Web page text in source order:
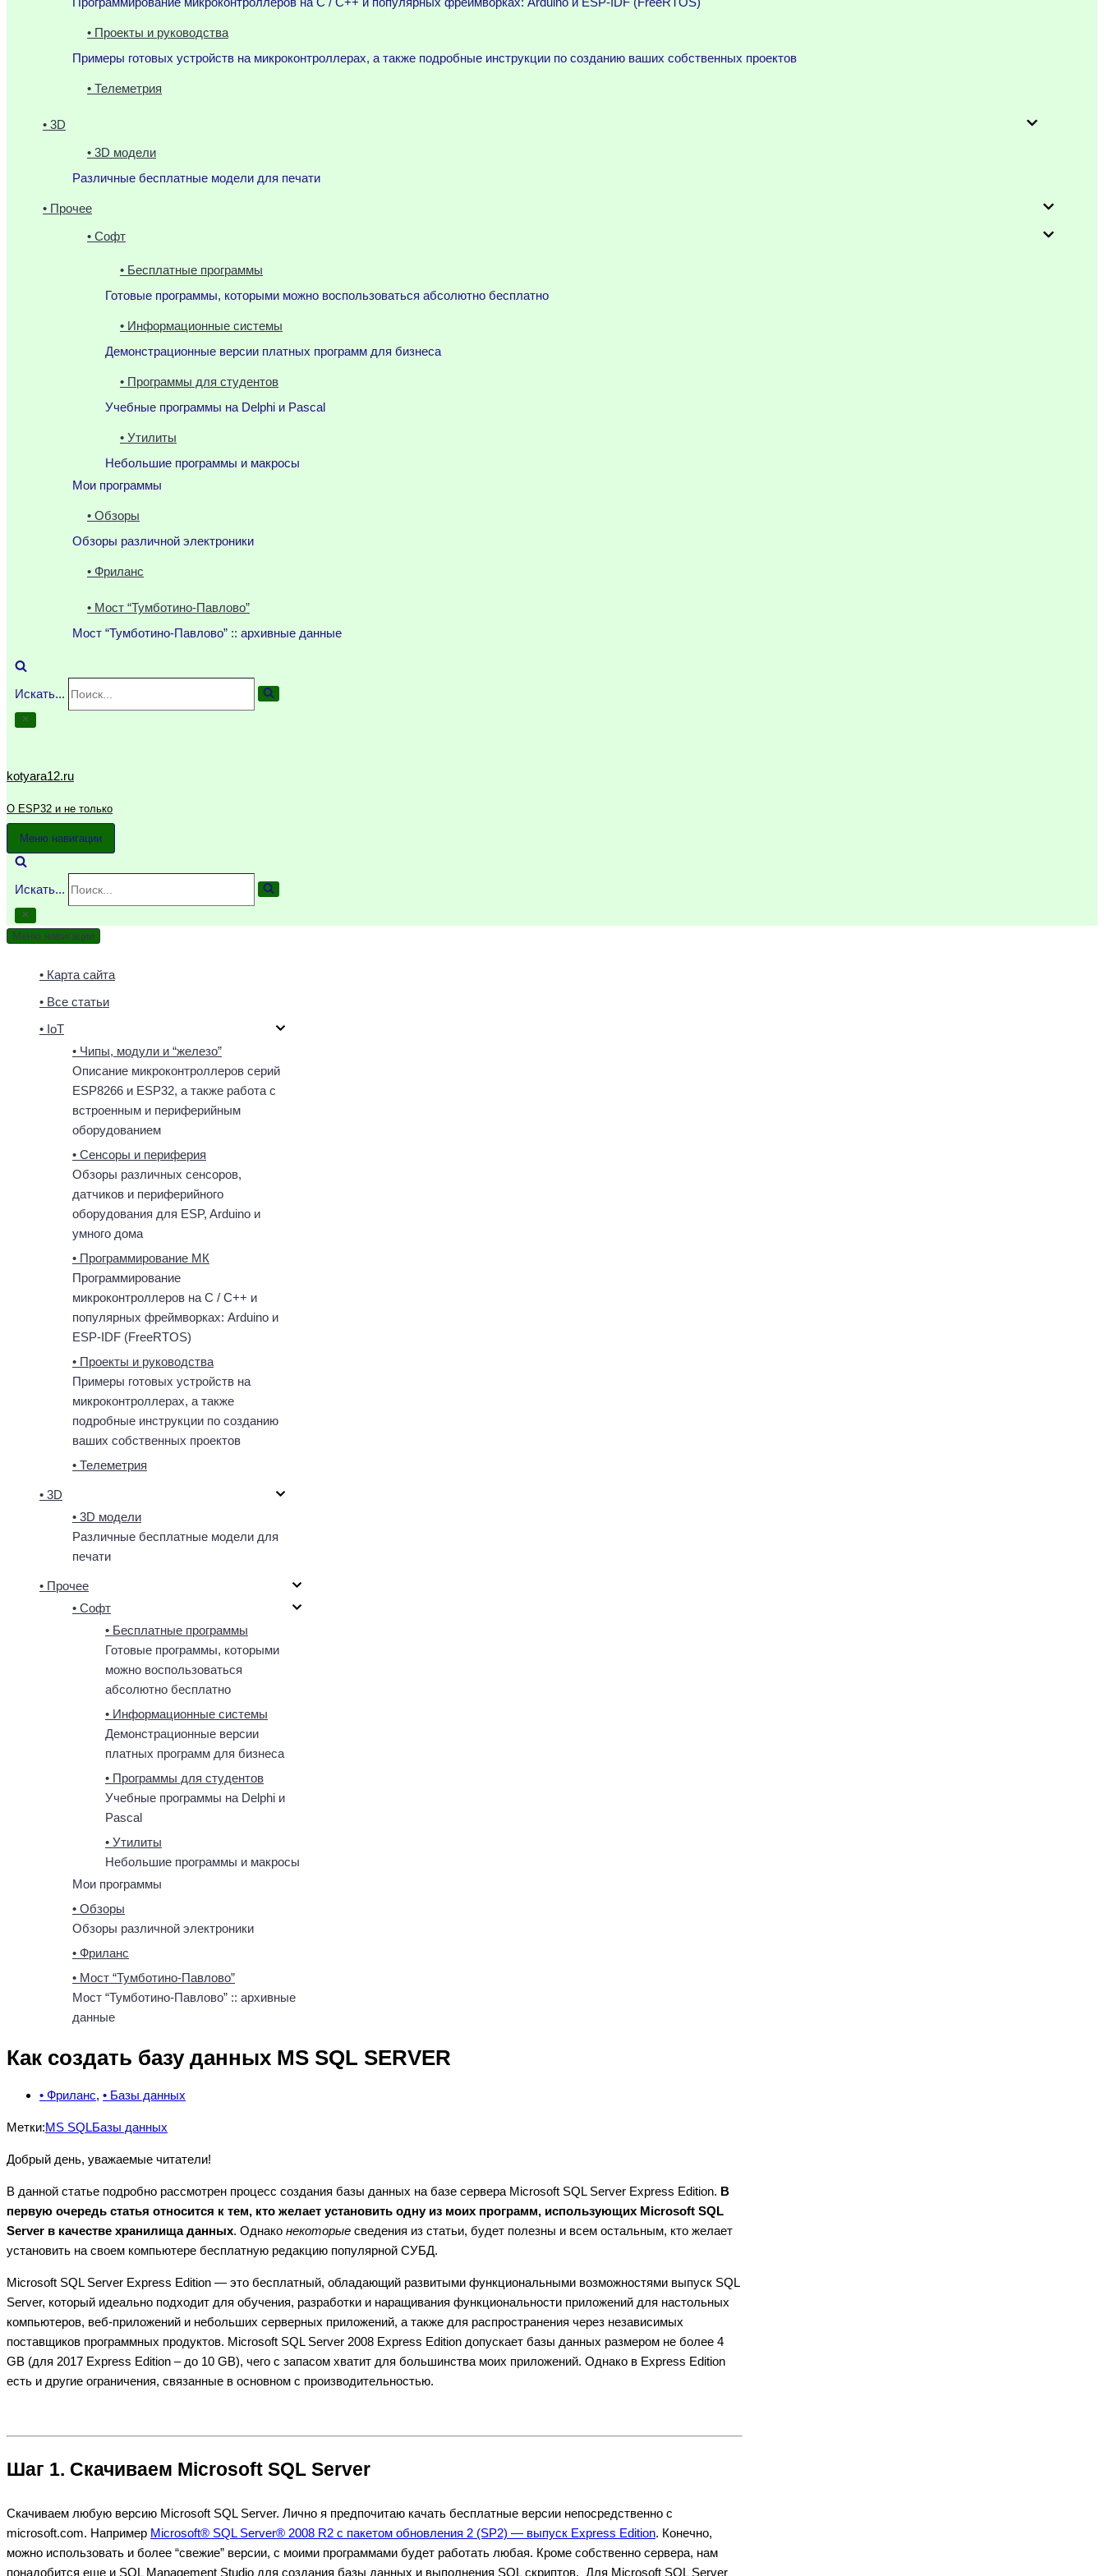
• Проекты и руководства
Примеры готовых устройств на микроконтроллерах, а также подробные инструкции по созданию ваших собственных проектов
• Телеметрия
• 3D
• 3D модели
Различные бесплатные модели для печати
• Прочее
• Софт
• Бесплатные программы
Готовые программы, которыми можно воспользоваться абсолютно бесплатно
• Информационные системы
Демонстрационные версии платных программ для бизнеса
• Программы для студентов
Учебные программы на Delphi и Pascal
• Утилиты
Небольшие программы и макросы
Мои программы
• Обзоры
Обзоры различной электроники
• Фриланс
• Мост “Тумботино-Павлово”
Мост “Тумботино-Павлово” :: архивные данные
Искать...
kotyara12.ru
О ESP32 и не только
Меню навигации
Искать...
Меню навигации
• Карта сайта
• Все статьи
• IoT
• Чипы, модули и “железо”
Описание микроконтроллеров серий
ESP8266 и ESP32, а также работа с
встроенным и периферийным
оборудованием
• Сенсоры и периферия
Обзоры различных сенсоров,
датчиков и периферийного
оборудования для ESP, Arduino и
умного дома
• Программирование МК
Программирование
микроконтроллеров на C / C++ и
популярных фреймворках: Arduino и
ESP-IDF (FreeRTOS)
• Проекты и руководства
Примеры готовых устройств на
микроконтроллерах, а также
подробные инструкции по созданию
ваших собственных проектов
• Телеметрия
• 3D
• 3D модели
Различные бесплатные модели для
печати
• Прочее
• Софт
• Бесплатные программы
Готовые программы, которыми
можно воспользоваться
абсолютно бесплатно
• Информационные системы
Демонстрационные версии
платных программ для бизнеса
• Программы для студентов
Учебные программы на Delphi и
Pascal
• Утилиты
Небольшие программы и макросы
Мои программы
• Обзоры
Обзоры различной электроники
• Фриланс
• Мост “Тумботино-Павлово”
Мост “Тумботино-Павлово” :: архивные
данные
Как создать базу данных MS SQL SERVER
• Фриланс, • Базы данных
Метки:MS SQLБазы данных
Добрый день, уважаемые читатели!
В данной статье подробно рассмотрен процесс создания базы данных на базе сервера Microsoft SQL Server Express Edition. В
первую очередь статья относится к тем, кто желает установить одну из моих программ, использующих Microsoft SQL
Server в качестве хранилища данных. Однако некоторые сведения из статьи, будет полезны и всем остальным, кто желает
установить на своем компьютере бесплатную редакцию популярной СУБД.
Microsoft SQL Server Express Edition — это бесплатный, обладающий развитыми функциональными возможностями выпуск SQL
Server, который идеально подходит для обучения, разработки и наращивания функциональности приложений для настольных
компьютеров, веб-приложений и небольших серверных приложений, а также для распространения через независимых
поставщиков программных продуктов. Microsoft SQL Server 2008 Express Edition допускает базы данных размером не более 4
GB (для 2017 Express Edition – до 10 GB), чего с запасом хватит для большинства моих приложений. Однако в Express Edition
есть и другие ограничения, связанные в основном с производительностью.
Шаг 1. Скачиваем Microsoft SQL Server
Скачиваем любую версию Microsoft SQL Server. Лично я предпочитаю качать бесплатные версии непосредственно с
microsoft.com. Например Microsoft® SQL Server® 2008 R2 с пакетом обновления 2 (SP2) ― выпуск Express Edition. Конечно,
можно использовать и более “свежие” версии, с моими программами будет работать любая. Кроме собственно сервера, нам
понадобится еще и SQL Management Studio для создания базы данных и выполнения SQL скриптов. Для Microsoft SQL Server